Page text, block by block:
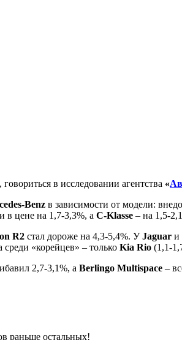
в исследовании агентства «
Benz в зависимости от модели:
в цене на 1,7-3,3%, а C-Klasse – на 1,5-
R2 стал дороже на 4,3-5,4%. УJaguar и
среди «корейцев» – только Kia Rio (1,1-
2,7-3,1%, а Berlingo Multispace –
раньше остальных!